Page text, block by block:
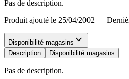
Pas de description.
Produit ajouté le 25/04/2002 —
Disponibilité magasins
Description
Disponibilité magasins
Pas de description.